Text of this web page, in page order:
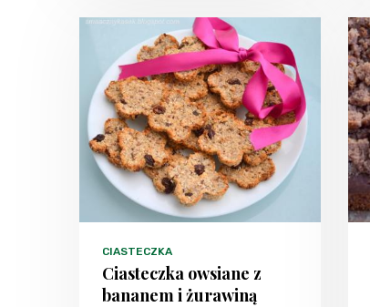
CIASTECZKA
Ciasteczka owsiane z
bananem i żurawiną